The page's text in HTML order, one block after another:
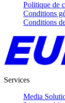
Politique de
Conditions
Conditions
Services
Media